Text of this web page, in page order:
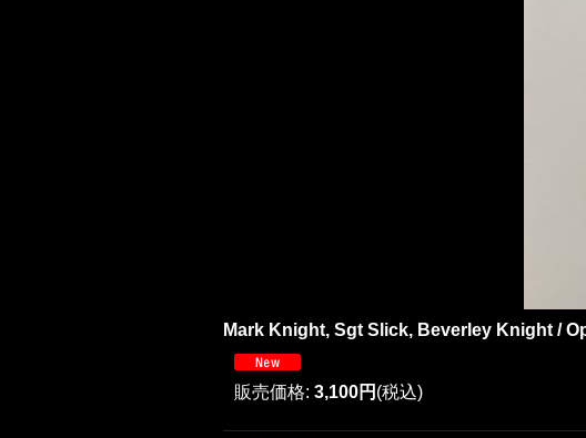
Mark Knight, Sgt Slick, Beverley Knight /
販売価格: 3,100円 (税込)